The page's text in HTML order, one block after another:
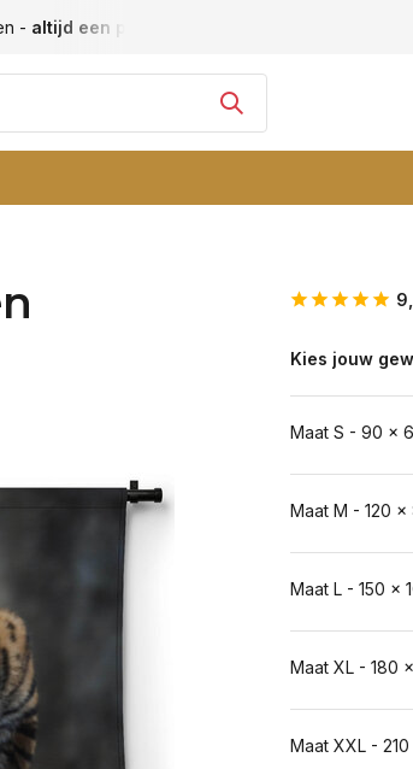
- altijd een passende maat
Kies jouw
Maat S - 90 x
Maat M - 120 x
Maat L - 150 x
Maat XL - 180
Maat XXL -